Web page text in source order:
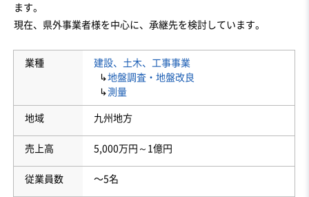
ます。
現在、県外事業者様を中心に、承継先を検討しています。
業種
建設、土木、工事事業
↳地盤調査・地盤改良
↳測量
地域 九州地方
売上高 5,000万円～1億円
従業員数 〜5名